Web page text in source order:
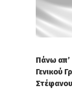
Πάνω
Γενικού